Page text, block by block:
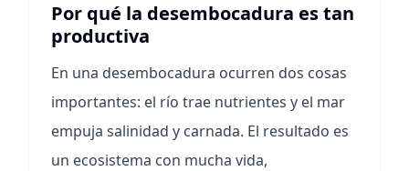
Por qué la desembocadura es tan
productiva
En una desembocadura ocurren dos cosas
importantes: el río trae nutrientes y el mar
empuja salinidad y carnada. El resultado es
un ecosistema con mucha vida,